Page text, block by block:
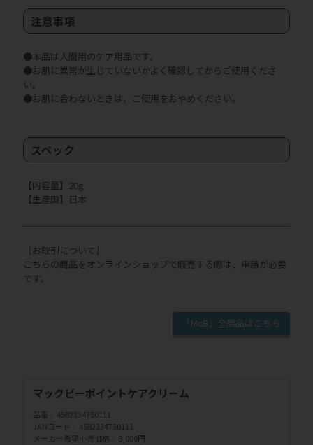
注意事項
●本品は人間用のケア用品です。
●お肌に異常が生じていないかよく確認してからご使用くださ
い。
●お肌に合わないときは、ご使用をおやめください。
スペック
【内容量】20g
【生産国】日本
［お取引について］
こちらの商品をオンラインショップで販売する際は、申請が必要
です。
「McB」全商品はこちら
マックビーポイントケアクリーム
品番
4582334750111
JANコード
4582334750111
メーカー希望小売価格
9,000円